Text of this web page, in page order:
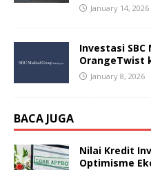
January 14, 2026
Investasi
OrangeTwist
January 8, 2026
BACA JUGA
Nilai Kredit
Optimisme